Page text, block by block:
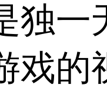
独一
戏的